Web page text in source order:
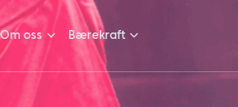
Om oss Bærekraft